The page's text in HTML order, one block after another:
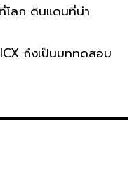
ที่โลก ดินแดนที่น่า
ถึงเป็นบททดสอบ